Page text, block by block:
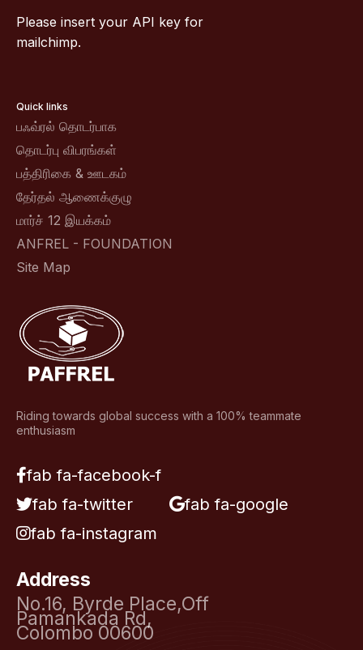
Please insert your API key for
mailchimp.
Quick links
பஃவ்ரல் தொடர்பாக
தொடர்பு விபரங்கள்
பத்திரிகை & ஊடகம்
தேர்தல் ஆணைக்குழு
மார்ச் 12 இயக்கம்
ANFREL - FOUNDATION
Site Map
Riding towards global success with a 100% teammate
enthusiasm
fab fa-facebook-f
fab fa-twitter
fab fa-google
fab fa-instagram
Address
No.16, Byrde Place,Off
Pamankada Rd,
Colombo 00600